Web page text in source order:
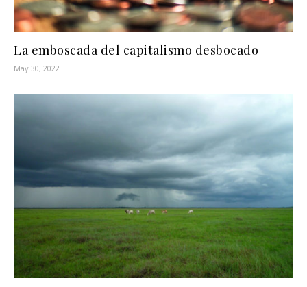
La emboscada del capitalismo desbocado
May 30, 2022